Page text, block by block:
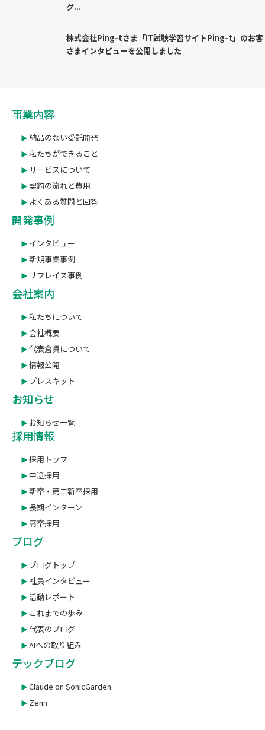
グ...
株式会社Ping-tさま「IT試験学習サイトPing-t」のお客
さまインタビューを公開しました
事業内容
納品のない受託開発
私たちができること
サービスについて
契約の流れと費用
よくある質問と回答
開発事例
インタビュー
新規事業事例
リプレイス事例
会社案内
私たちについて
会社概要
代表倉貫について
情報公開
プレスキット
お知らせ
お知らせ一覧
採用情報
採用トップ
中途採用
新卒・第二新卒採用
長期インターン
高卒採用
ブログ
ブログトップ
社員インタビュー
活動レポート
これまでの歩み
代表のブログ
AIへの取り組み
テックブログ
Claude on SonicGarden
Zenn